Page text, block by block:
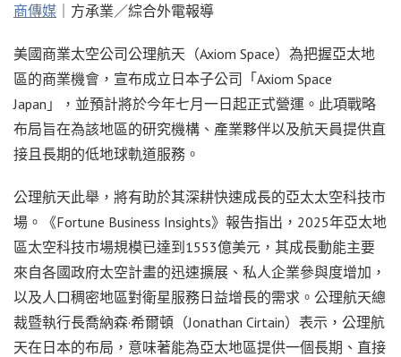
商傳媒 ｜方承業／綜合外電報導
美國商業太空公司公理航天（Axiom Space）為把握亞太地
區的商業機會，宣布成立日本子公司「Axiom Space
Japan」，並預計將於今年七月一日起正式營運。此項戰略
布局旨在為該地區的研究機構、產業夥伴以及航天員提供直
接且長期的低地球軌道服務。
公理航天此舉，將有助於其深耕快速成長的亞太太空科技市
場。《Fortune Business Insights》報告指出，2025年亞太地
區太空科技市場規模已達到1553億美元，其成長動能主要
來自各國政府太空計畫的迅速擴展、私人企業參與度增加，
以及人口稠密地區對衛星服務日益增長的需求。公理航天總
裁暨執行長喬納森·希爾頓（Jonathan Cirtain）表示，公理航
天在日本的布局，意味著能為亞太地區提供一個長期、直接